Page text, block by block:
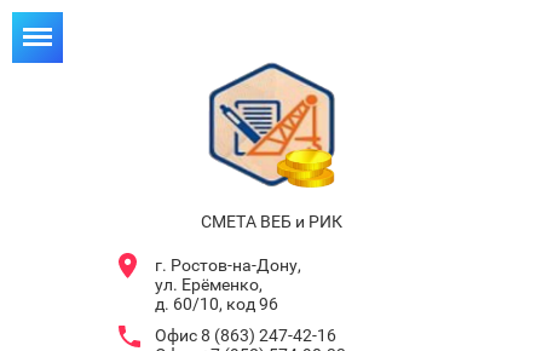
СМЕТА ВЕБ и РИК
г. Ростов-на-Дону,
ул. Ерёменко,
д. 60/10, код 96
Офис 8 (863) 247-42-16